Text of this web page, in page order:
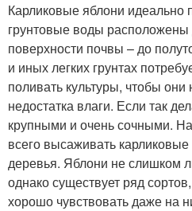
Карликовые яблони идеально
грунтовые воды расположены
поверхности почвы – до
и иных легких грунтах
поливать культуры, чтобы
недостатка влаги. Если так
крупными и очень сочными.
всего высаживать
деревья. Яблони не слишком
однако существует ряд
хорошо чувствовать даже на